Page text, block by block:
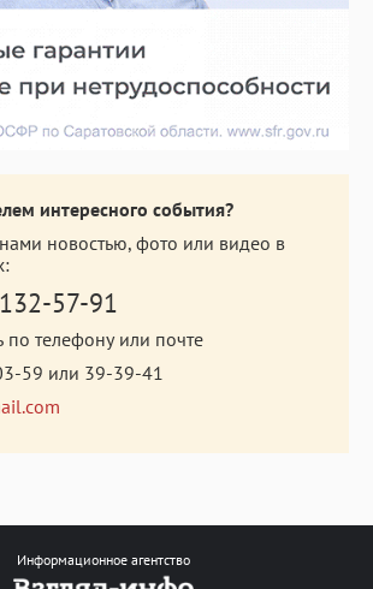
интересного события?
новостью, фото или видео в
57-91
по телефону или почте
59 или 39-39-41
Информационное агентство